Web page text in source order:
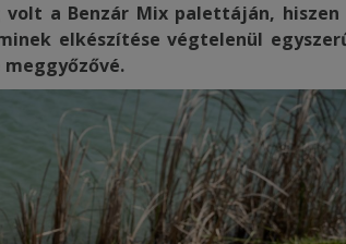
a Benzár Mix palettáján, hiszen
elkészítése végtelenül